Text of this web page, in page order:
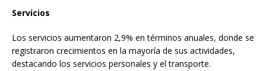
Servicios
Los servicios aumentaron 2,9% en términos anuales, donde se
registraron crecimientos en la mayoría de sus actividades,
destacando los servicios personales y el transporte.